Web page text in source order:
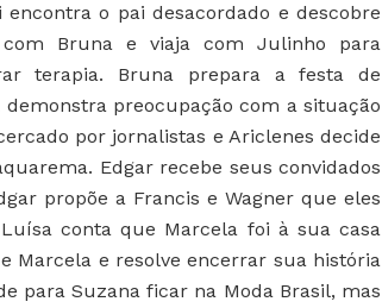
o pai desacordado e descobre
Bruna e viaja com Julinho para
terapia. Bruna prepara a festa de
preocupação com a situação
por jornalistas e Ariclenes decide
Edgar recebe seus convidados
propõe a Francis e Wagner que eles
conta que Marcela foi à sua casa
Marcela e resolve encerrar sua história
para Suzana ficar na Moda Brasil, mas